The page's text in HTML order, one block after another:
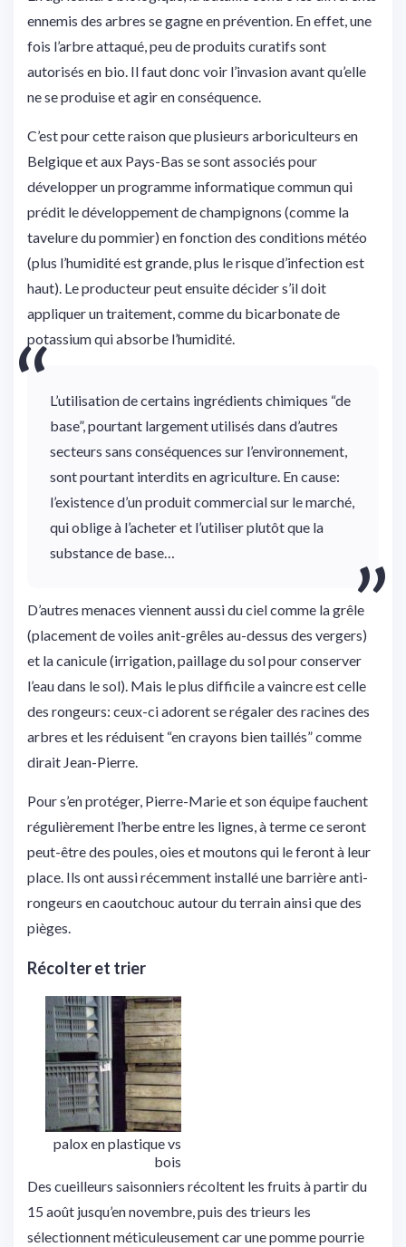
ennemis des arbres se gagne en prévention. En effet, une
fois l’arbre attaqué, peu de produits curatifs sont
autorisés en bio. Il faut donc voir l’invasion avant qu’elle
ne se produise et agir en conséquence.
C’est pour cette raison que plusieurs arboriculteurs en
Belgique et aux Pays-Bas se sont associés pour
développer un programme informatique commun qui
prédit le développement de champignons (comme la
tavelure du pommier) en fonction des conditions météo
(plus l’humidité est grande, plus le risque d’infection est
haut). Le producteur peut ensuite décider s’il doit
appliquer un traitement, comme du bicarbonate de
potassium qui absorbe l’humidité.
L’utilisation de certains ingrédients chimiques “de
base”, pourtant largement utilisés dans d’autres
secteurs sans conséquences sur l’environnement,
sont pourtant interdits en agriculture. En cause:
l’existence d’un produit commercial sur le marché,
qui oblige à l’acheter et l’utiliser plutôt que la
substance de base…
D’autres menaces viennent aussi du ciel comme la grêle
(placement de voiles anit-grêles au-dessus des vergers)
et la canicule (irrigation, paillage du sol pour conserver
l’eau dans le sol). Mais le plus difficile a vaincre est celle
des rongeurs: ceux-ci adorent se régaler des racines des
arbres et les réduisent “en crayons bien taillés” comme
dirait Jean-Pierre.
Pour s’en protéger, Pierre-Marie et son équipe fauchent
régulièrement l’herbe entre les lignes, à terme ce seront
peut-être des poules, oies et moutons qui le feront à leur
place. Ils ont aussi récemment installé une barrière anti-
rongeurs en caoutchouc autour du terrain ainsi que des
pièges.
Récolter et trier
palox en plastique vs
bois
Des cueilleurs saisonniers récoltent les fruits à partir du
15 août jusqu’en novembre, puis des trieurs les
sélectionnent méticuleusement car une pomme pourrie